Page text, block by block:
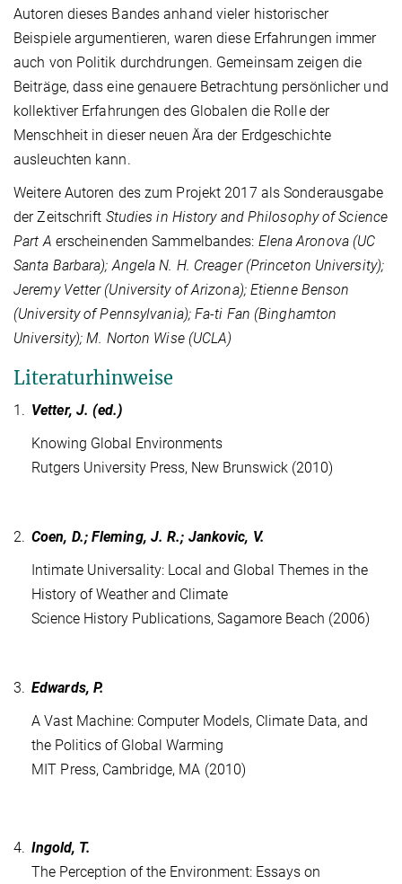
Autoren dieses Bandes anhand vieler historischer
Beispiele argumentieren, waren diese Erfahrungen immer
auch von Politik durchdrungen. Gemeinsam zeigen die
Beiträge, dass eine genauere Betrachtung persönlicher und
kollektiver Erfahrungen des Globalen die Rolle der
Menschheit in dieser neuen Ära der Erdgeschichte
ausleuchten kann.
Weitere Autoren des zum Projekt 2017 als Sonderausgabe
der Zeitschrift Studies in History and Philosophy of Science
Part A erscheinenden Sammelbandes: Elena Aronova (UC
Santa Barbara); Angela N. H. Creager (Princeton University);
Jeremy Vetter (University of Arizona); Etienne Benson
(University of Pennsylvania); Fa-ti Fan (Binghamton
University); M. Norton Wise (UCLA)
Literaturhinweise
1. Vetter, J. (ed.)
Knowing Global Environments
Rutgers University Press, New Brunswick (2010)
2. Coen, D.; Fleming, J. R.; Jankovic, V.
Intimate Universality: Local and Global Themes in the
History of Weather and Climate
Science History Publications, Sagamore Beach (2006)
3. Edwards, P.
A Vast Machine: Computer Models, Climate Data, and
the Politics of Global Warming
MIT Press, Cambridge, MA (2010)
4. Ingold, T.
The Perception of the Environment: Essays on